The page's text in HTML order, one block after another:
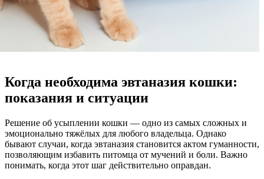
Когда необходима эвтаназия кошки:
показания и ситуации
Решение об усыплении кошки — одно из самых сложных и
эмоционально тяжёлых для любого владельца. Однако
бывают случаи, когда эвтаназия становится актом гуманности,
позволяющим избавить питомца от мучений и боли. Важно
понимать, когда этот шаг действительно оправдан.